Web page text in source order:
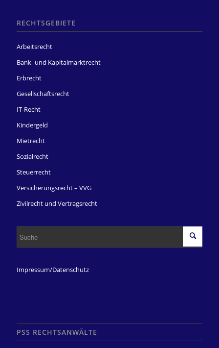
RECHTSGEBIETE
Arbeitsrecht
Bank- und Kapitalmarktrecht
Erbrecht
Gesellschaftsrecht
IT-Recht
Kindergeld
Mietrecht
Sozialrecht
Steuerrecht
Versicherungsrecht – VVG
Zivilrecht und Vertragsrecht
Impressum/Datenschutz
PSS RECHTSANWÄLTE